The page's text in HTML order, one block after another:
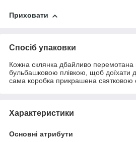
Приховати
Спосіб упаковки
Кожна склянка дбайливо перемотана
бульбашковою плівкою, щоб доїхати
сама коробка прикрашена святковою
Характеристики
Основні атрибути